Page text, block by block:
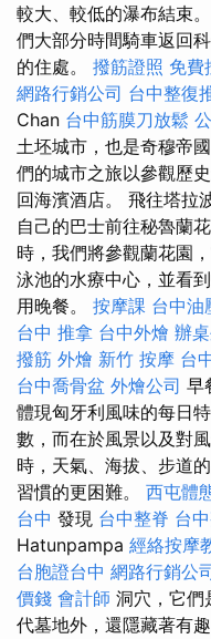
較大、較低的瀑布結束。
們大部分時間騎車返回
的住處。 撥筋證照 免費
網路行銷公司 台中整復
Chan 台中筋膜刀放鬆
土坯城市，也是奇穆帝
們的城市之旅以參觀歷
回海濱酒店。 飛往塔拉
自己的巴士前往秘魯蘭
時，我們將參觀蘭花園
泳池的水療中心，並看
用晚餐。 按摩課 台中油
台中 推拿 台中外燴 辦
撥筋 外燴 新竹 按摩 台
台中喬骨盆 外燴公司 早
體現匈牙利風味的每日
數，而在於風景以及對
時，天氣、海拔、步道
習慣的更困難。 西屯體
台中 發現 台中整脊 台
Hatunpampa 經絡按摩
台胞證台中 網路行銷公
價錢 會計師 洞穴，它們
代墓地外，還隱藏著有